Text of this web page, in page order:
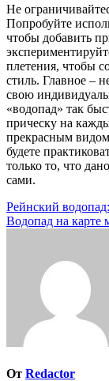
Не
Попробуйте
чтобы добавить
плетения, чтобы
стиль. Главное –
свою
«водопад» так
прическу на
прекрасным
будете
только то, что
сами.
Навигация
по
Рейнский
Водопад на карте
От Redactor